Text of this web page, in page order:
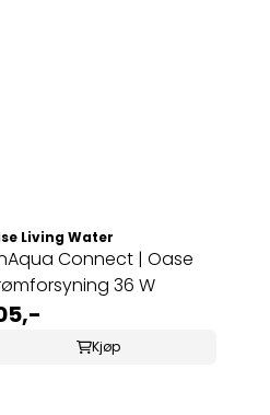
Living Water
Connect | Oase
36 W
Kjøp